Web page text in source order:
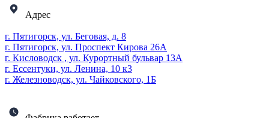
Адрес
г. Пятигорск, ул. Беговая, д. 8
г. Пятигорск, ул. Проспект Кирова 26А
г. Кисловодск , ул. Курортный бульвар 13А
г. Ессентуки, ул. Ленина, 10 к3
г. Железноводск, ул. Чайковского, 1Б